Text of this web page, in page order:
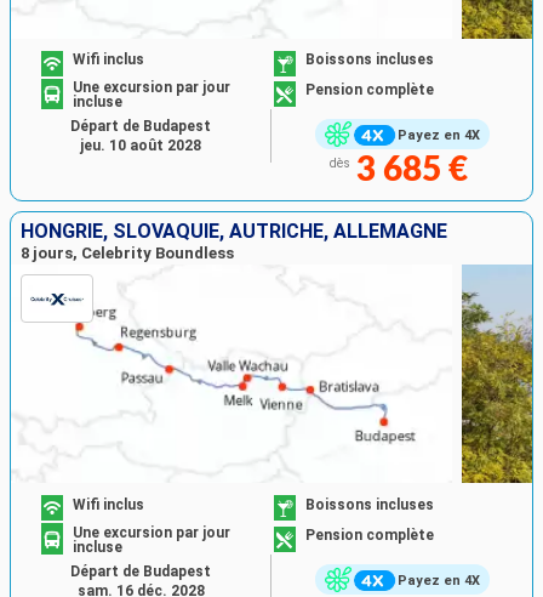
Payez en 4X
Wifi inclus
Boissons incluses
Une excursion par jour
incluse
Pension complète
dès 3 685 €
Départ de Budapest
jeu. 10 août 2028
HONGRIE, SLOVAQUIE, AUTRICHE, ALLEMAGNE
8 jours, Celebrity Boundless
Payez en 4X
Wifi inclus
Boissons incluses
Une excursion par jour
incluse
Pension complète
Départ de Budapest
sam. 16 déc. 2028